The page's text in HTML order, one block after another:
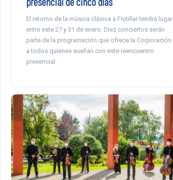
El retorno de la música clásica a Frutillar tendrá lugar
entre este 27 y 31 de enero. Diez conciertos serán
parte de la programación que ofrece la Corporación
a todos quienes sueñan con este reencuentro
presencial.